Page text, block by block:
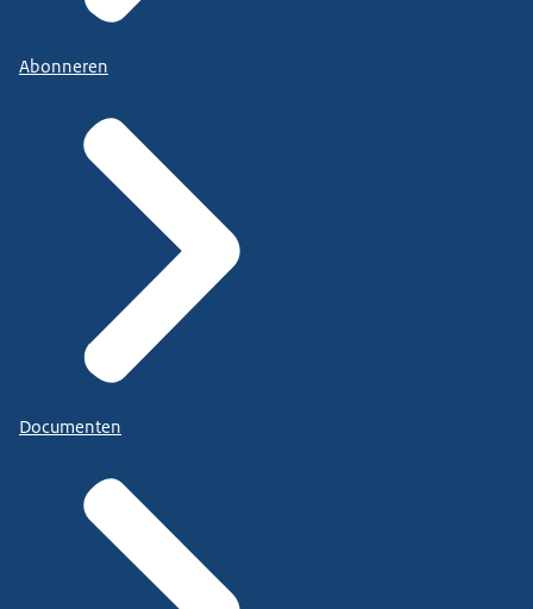
Abonneren
Documenten